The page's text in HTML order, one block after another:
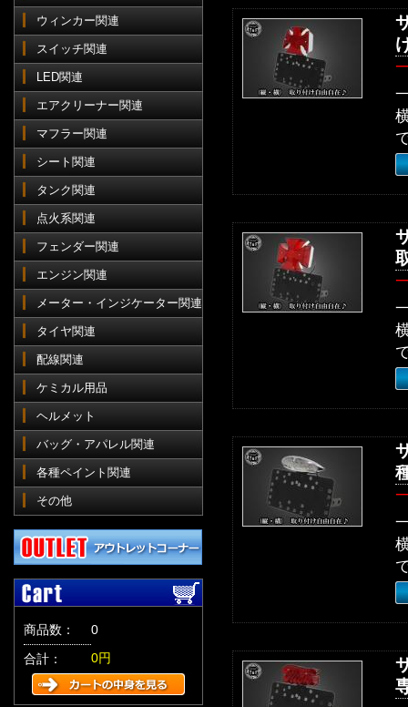
ウィンカー関連
スイッチ関連
LED関連
エアクリーナー関連
マフラー関連
シート関連
タンク関連
点火系関連
フェンダー関連
エンジン関連
メーター・インジケーター関連
タイヤ関連
配線関連
ケミカル用品
ヘルメット
バッグ・アパレル関連
各種ペイント関連
その他
商品数：
0
合計：
0円